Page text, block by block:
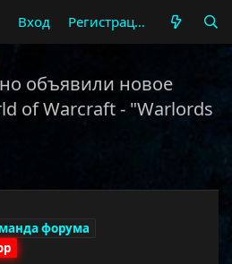
Вход Регистрация
объявили новое
of Warcraft - "Warlords
форума